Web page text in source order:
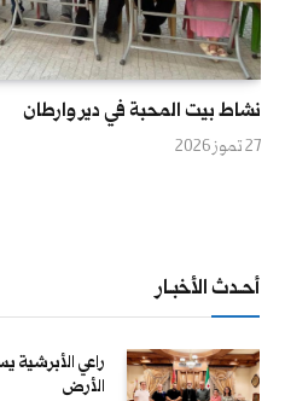
نشاط بيت المحبة في دير وارطان
27 تموز 2026
أحــدث الأخبــار
راعي
الأرض